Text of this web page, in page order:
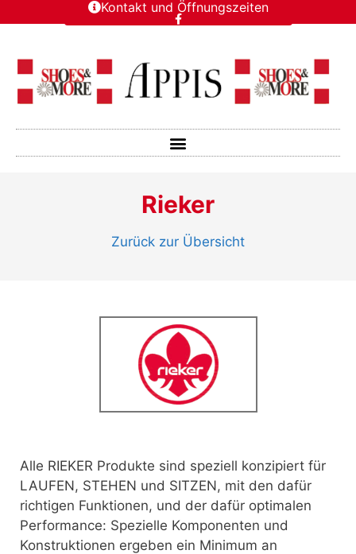
Kontakt und Öffnungszeiten
Rieker
Zurück zur Übersicht
Alle RIEKER Produkte sind speziell konzipiert für
LAUFEN, STEHEN und SITZEN, mit den dafür
richtigen Funktionen, und der dafür optimalen
Performance: Spezielle Komponenten und
Konstruktionen ergeben ein Minimum an